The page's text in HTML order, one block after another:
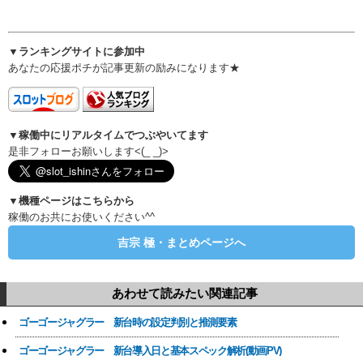
▼ランキングサイトに参加中
あなたの応援ポチが記事更新の励みになります★
▼稼働中にリアルタイムでつぶやいてます
是非フォローお願いします<(_ _)>
▼機種ページはこちらから
稼働のお共にお使いください^^
吉宗 極・まとめページへ
あわせて読みたい関連記事
ゴーゴージャグラー 新台時の設定判別と推測要素
ゴーゴージャグラー 新台導入日と基本スペック解析(動画PV)